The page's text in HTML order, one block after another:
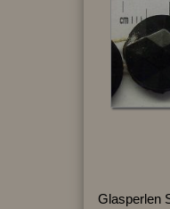
Glasperlen